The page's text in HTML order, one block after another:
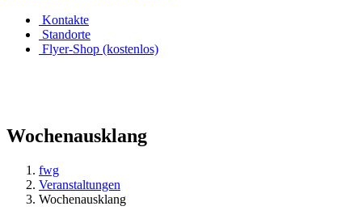
Kontakte
Standorte
Flyer-Shop (kostenlos)
Wochenausklang
fwg
Veranstaltungen
Wochenausklang